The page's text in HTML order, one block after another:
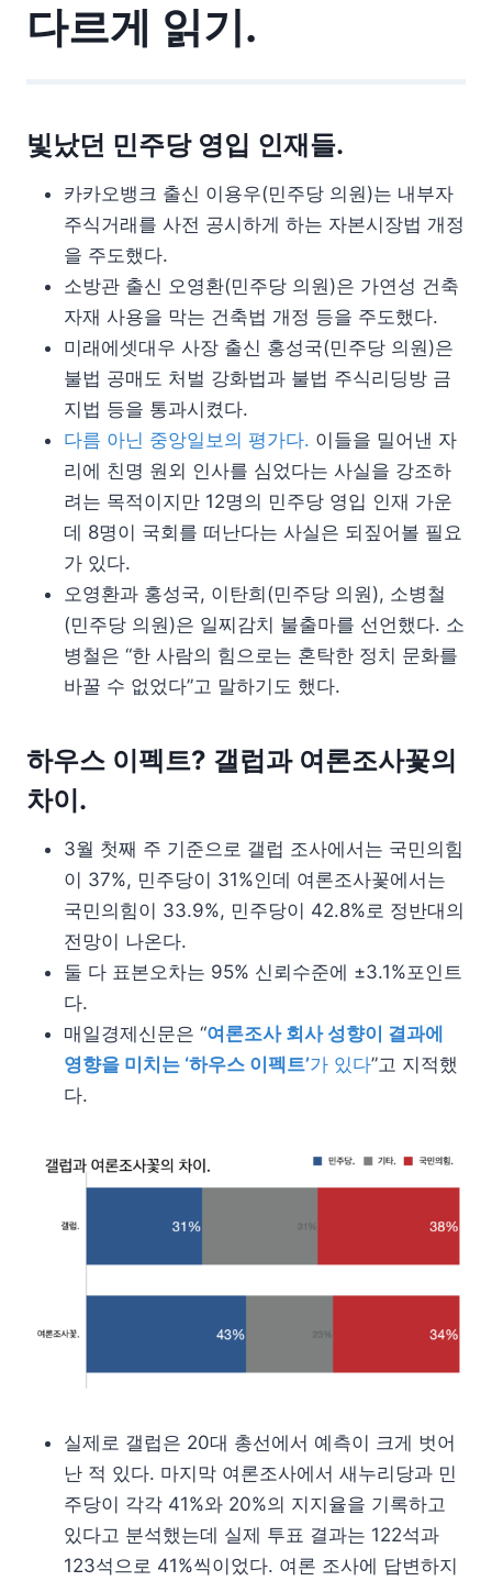
다르게 읽기.
빛났던 민주당 영입 인재들.
카카오뱅크 출신 이용우(민주당 의원)는 내부자
주식거래를 사전 공시하게 하는 자본시장법 개정
을 주도했다.
소방관 출신 오영환(민주당 의원)은 가연성 건축
자재 사용을 막는 건축법 개정 등을 주도했다.
미래에셋대우 사장 출신 홍성국(민주당 의원)은
불법 공매도 처벌 강화법과 불법 주식리딩방 금
지법 등을 통과시켰다.
다름 아닌 중앙일보의 평가다. 이들을 밀어낸 자
리에 친명 원외 인사를 심었다는 사실을 강조하
려는 목적이지만 12명의 민주당 영입 인재 가운
데 8명이 국회를 떠난다는 사실은 되짚어볼 필요
가 있다.
오영환과 홍성국, 이탄희(민주당 의원), 소병철
(민주당 의원)은 일찌감치 불출마를 선언했다. 소
병철은 “한 사람의 힘으로는 혼탁한 정치 문화를
바꿀 수 없었다”고 말하기도 했다.
하우스 이펙트? 갤럽과 여론조사꽃의
차이.
3월 첫째 주 기준으로 갤럽 조사에서는 국민의힘
이 37%, 민주당이 31%인데 여론조사꽃에서는
국민의힘이 33.9%, 민주당이 42.8%로 정반대의
전망이 나온다.
둘 다 표본오차는 95% 신뢰수준에 ±3.1%포인트
다.
매일경제신문은 “여론조사 회사 성향이 결과에
영향을 미치는 ‘하우스 이펙트’가 있다”고 지적했
다.
실제로 갤럽은 20대 총선에서 예측이 크게 벗어
난 적 있다. 마지막 여론조사에서 새누리당과 민
주당이 각각 41%와 20%의 지지율을 기록하고
있다고 분석했는데 실제 투표 결과는 122석과
123석으로 41%씩이었다. 여론 조사에 답변하지